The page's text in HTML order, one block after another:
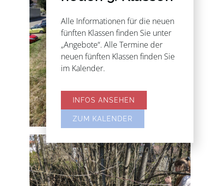
Alle Informationen für die neuen
fünften Klassen finden Sie unter
„Angebote“. Alle Termine der
neuen fünften Klassen finden Sie
im Kalender.
INFOS ANSEHEN
ZUM KALENDER